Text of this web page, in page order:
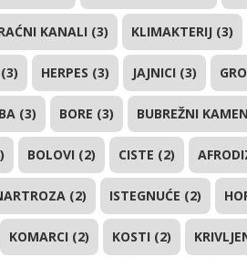
KANALI (3) KLIMAKTERIJ (3)
HERPES (3) JAJNICI (3)
(3) BORE (3) BUBREŽNI
BOLOVI (2) CISTE (2)
(2) ISTEGNUĆE (2)
KOMARCI (2) KOSTI (2)